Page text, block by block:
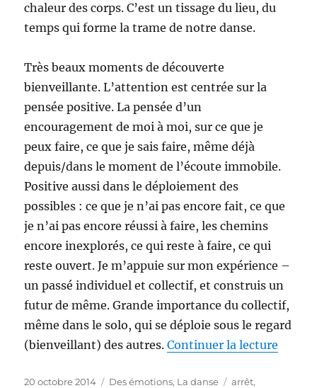
chaleur des corps. C’est un tissage du lieu, du
temps qui forme la trame de notre danse.
Très beaux moments de découverte
bienveillante. L’attention est centrée sur la
pensée positive. La pensée d’un
encouragement de moi à moi, sur ce que je
peux faire, ce que je sais faire, même déjà
depuis/dans le moment de l’écoute immobile.
Positive aussi dans le déploiement des
possibles : ce que je n’ai pas encore fait, ce que
je n’ai pas encore réussi à faire, les chemins
encore inexplorés, ce qui reste à faire, ce qui
reste ouvert. Je m’appuie sur mon expérience –
un passé individuel et collectif, et construis un
futur de même. Grande importance du collectif,
même dans le solo, qui se déploie sous le regard
(bienveillant) des autres.Continuer la lecture
Publié
20 octobre 2014 Catégories
Des émotions, La danse Étiquettes
arrêt,